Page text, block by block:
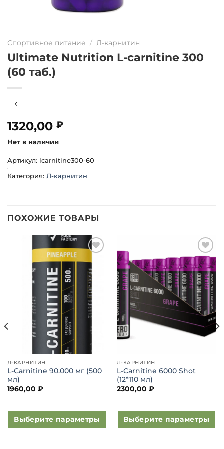
Спортивное питание / Л-карнитин
Ultimate Nutrition L-carnitine 300
(60 таб.)
1320,00 ₽
Нет в наличии
Артикул: lcarnitine300-60
Категория: Л-карнитин
ПОХОЖИЕ ТОВАРЫ
Добавить
в список
желаний
Л-КАРНИТИН
L-Carnitine 90.000 мг (500
мл)
1960,00 ₽
Выберите параметры
Добавить
в список
желаний
Л-КАРНИТИН
L-Carnitine 6000 Shot
(12*110 мл)
2300,00 ₽
Выберите параметры